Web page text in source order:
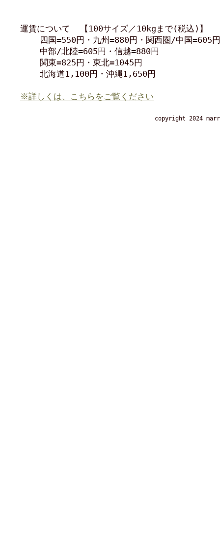
運賃について 【100サイズ／10kgまで(税込)】
四国=550円・九州=880円・関西圏/中国=605円
中部/北陸=605円・信越=880円
関東=825円・東北=1045円
北海道1,100円・沖縄1,650円
※詳しくは、こちらをご覧ください
copyright 2024